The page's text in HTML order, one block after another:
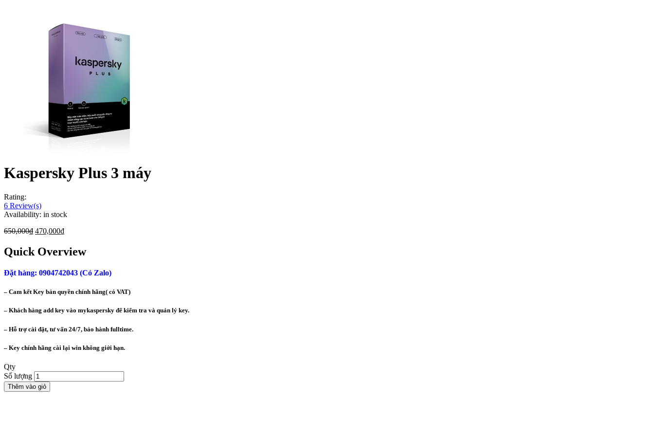
Kaspersky Plus 3 máy
Rating:
6 Review(s)
Availability: in stock
650,000₫ 470,000₫
Quick Overview
Đặt hàng: 0904742043 (Có Zalo)
– Cam kết Key bản quyền chính hãng( có VAT)
– Khách hàng add key vào mykaspersky để kiểm tra và quản lý key.
– Hỗ trợ cài đặt, tư vấn 24/7, bảo hành fulltime.
– Key chính hãng cài lại win không giới hạn.
Qty
Số lượng
Thêm vào giỏ